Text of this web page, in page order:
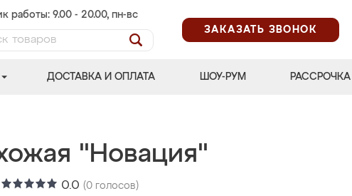
работы: 9.00 - 20.00, пн-вс
ЗАКАЗАТЬ ЗВОНОК
ДОСТАВКА И ОПЛАТА ШОУ-РУМ РАССРОЧКА
"Новация"
0.0 (0 голосов)